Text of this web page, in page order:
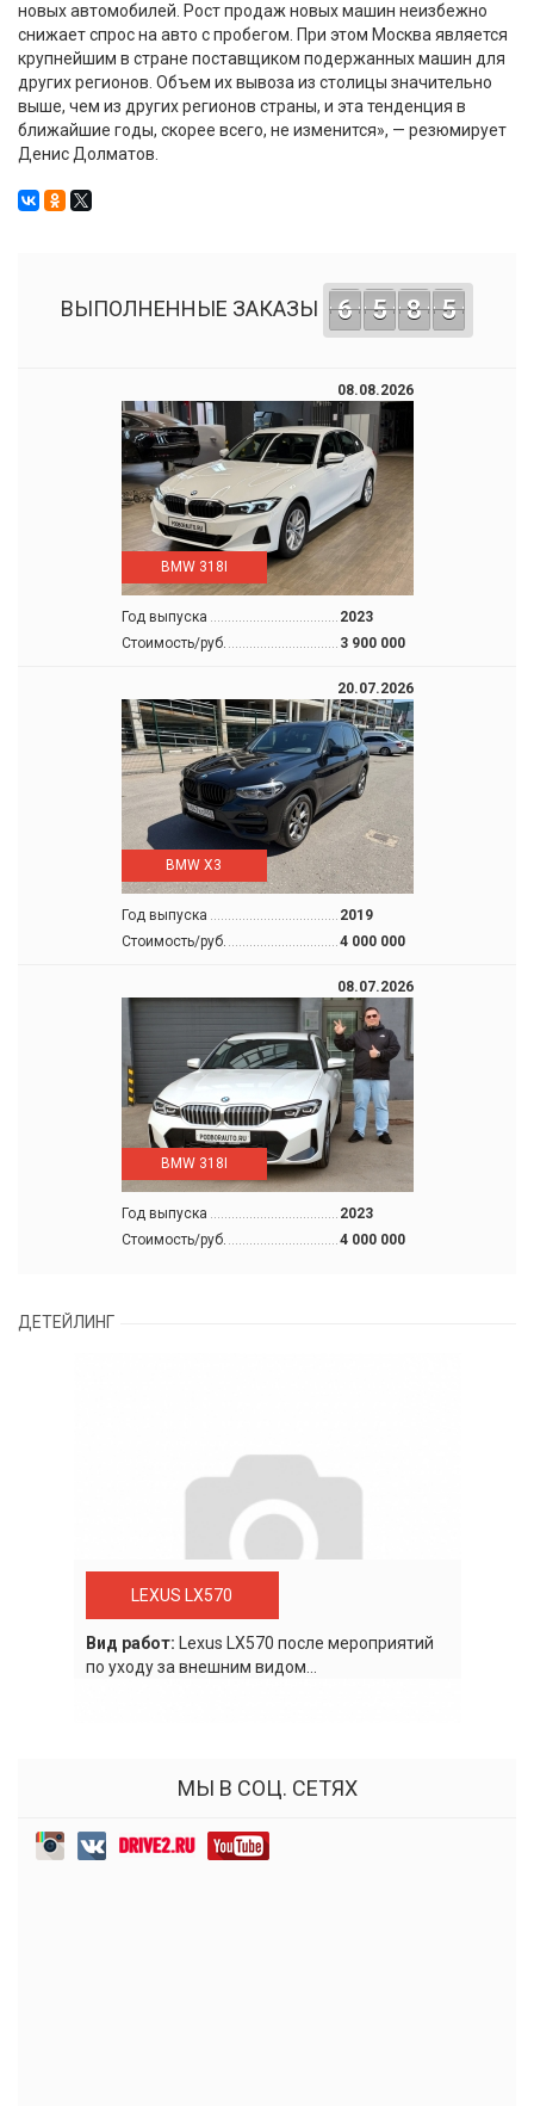
новых автомобилей. Рост продаж новых машин неизбежно
снижает спрос на авто с пробегом. При этом Москва является
крупнейшим в стране поставщиком подержанных машин для
других регионов. Объем их вывоза из столицы значительно
выше, чем из других регионов страны, и эта тенденция в
ближайшие годы, скорее всего, не изменится», — резюмирует
Денис Долматов.
ВЫПОЛНЕННЫЕ ЗАКАЗЫ 6 5 8 5
08.08.2026
BMW 318I
Год выпуска
2023
Стоимость/руб.
3 900 000
20.07.2026
BMW X3
Год выпуска
2019
Стоимость/руб.
4 000 000
08.07.2026
BMW 318I
Год выпуска
2023
Стоимость/руб.
4 000 000
ДЕТЕЙЛИНГ
LEXUS LX570
Вид работ: Lexus LХ570 после мероприятий
по уходу за внешним видом...
МЫ В СОЦ. СЕТЯХ